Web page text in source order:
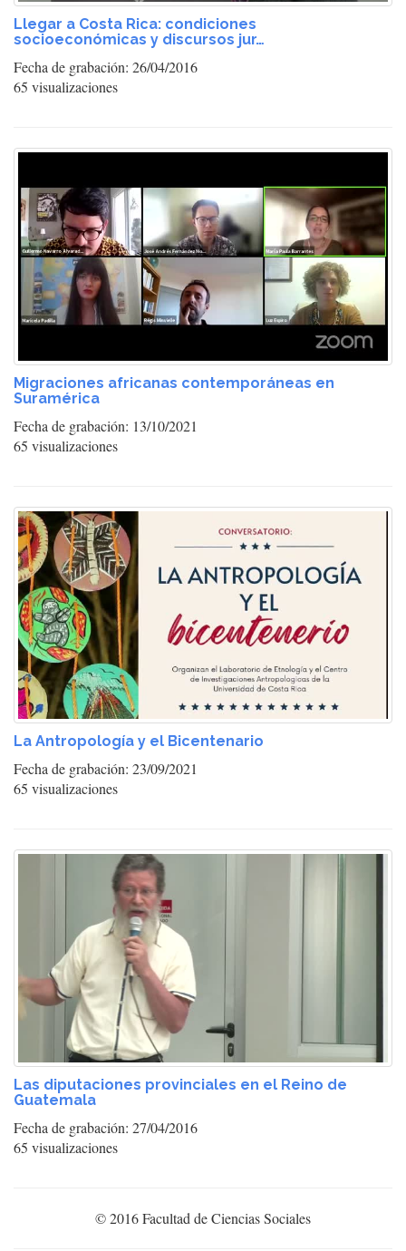
Llegar a Costa Rica: condiciones
socioeconómicas y discursos jur…
Fecha de grabación: 26/04/2016
65 visualizaciones
Migraciones africanas contemporáneas en
Suramérica
Fecha de grabación: 13/10/2021
65 visualizaciones
La Antropología y el Bicentenario
Fecha de grabación: 23/09/2021
65 visualizaciones
Las diputaciones provinciales en el Reino de
Guatemala
Fecha de grabación: 27/04/2016
65 visualizaciones
© 2016 Facultad de Ciencias Sociales